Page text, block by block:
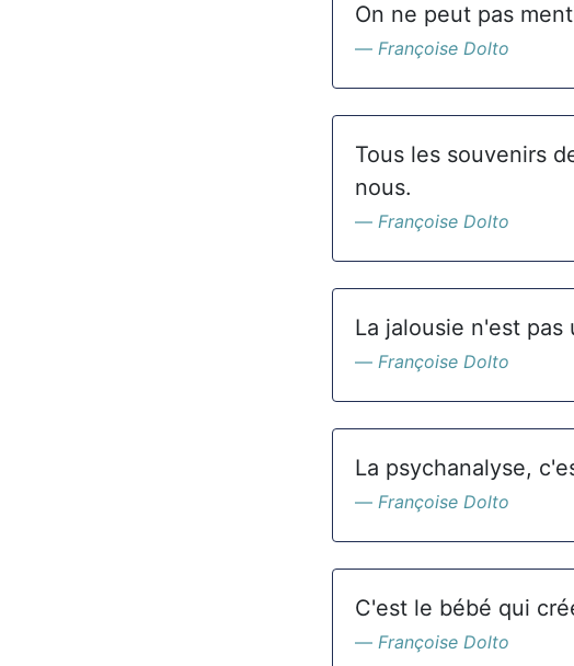
On ne peut pas
Françoise Dolto
Tous les souvenirs
nous.
Françoise Dolto
La jalousie n'est pas
Françoise Dolto
La psychanalyse,
Françoise Dolto
C'est le bébé qui
Françoise Dolto